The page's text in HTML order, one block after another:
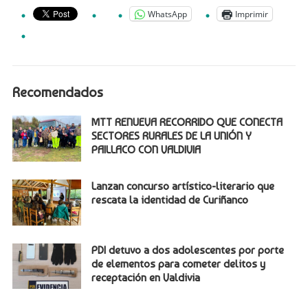
WhatsApp Imprimir
Recomendados
MTT RENUEVA RECORRIDO QUE CONECTA
SECTORES RURALES DE LA UNIÓN Y
PAILLACO CON VALDIVIA
Lanzan concurso artístico-literario que
rescata la identidad de Curiñanco
PDI detuvo a dos adolescentes por porte
de elementos para cometer delitos y
receptación en Valdivia